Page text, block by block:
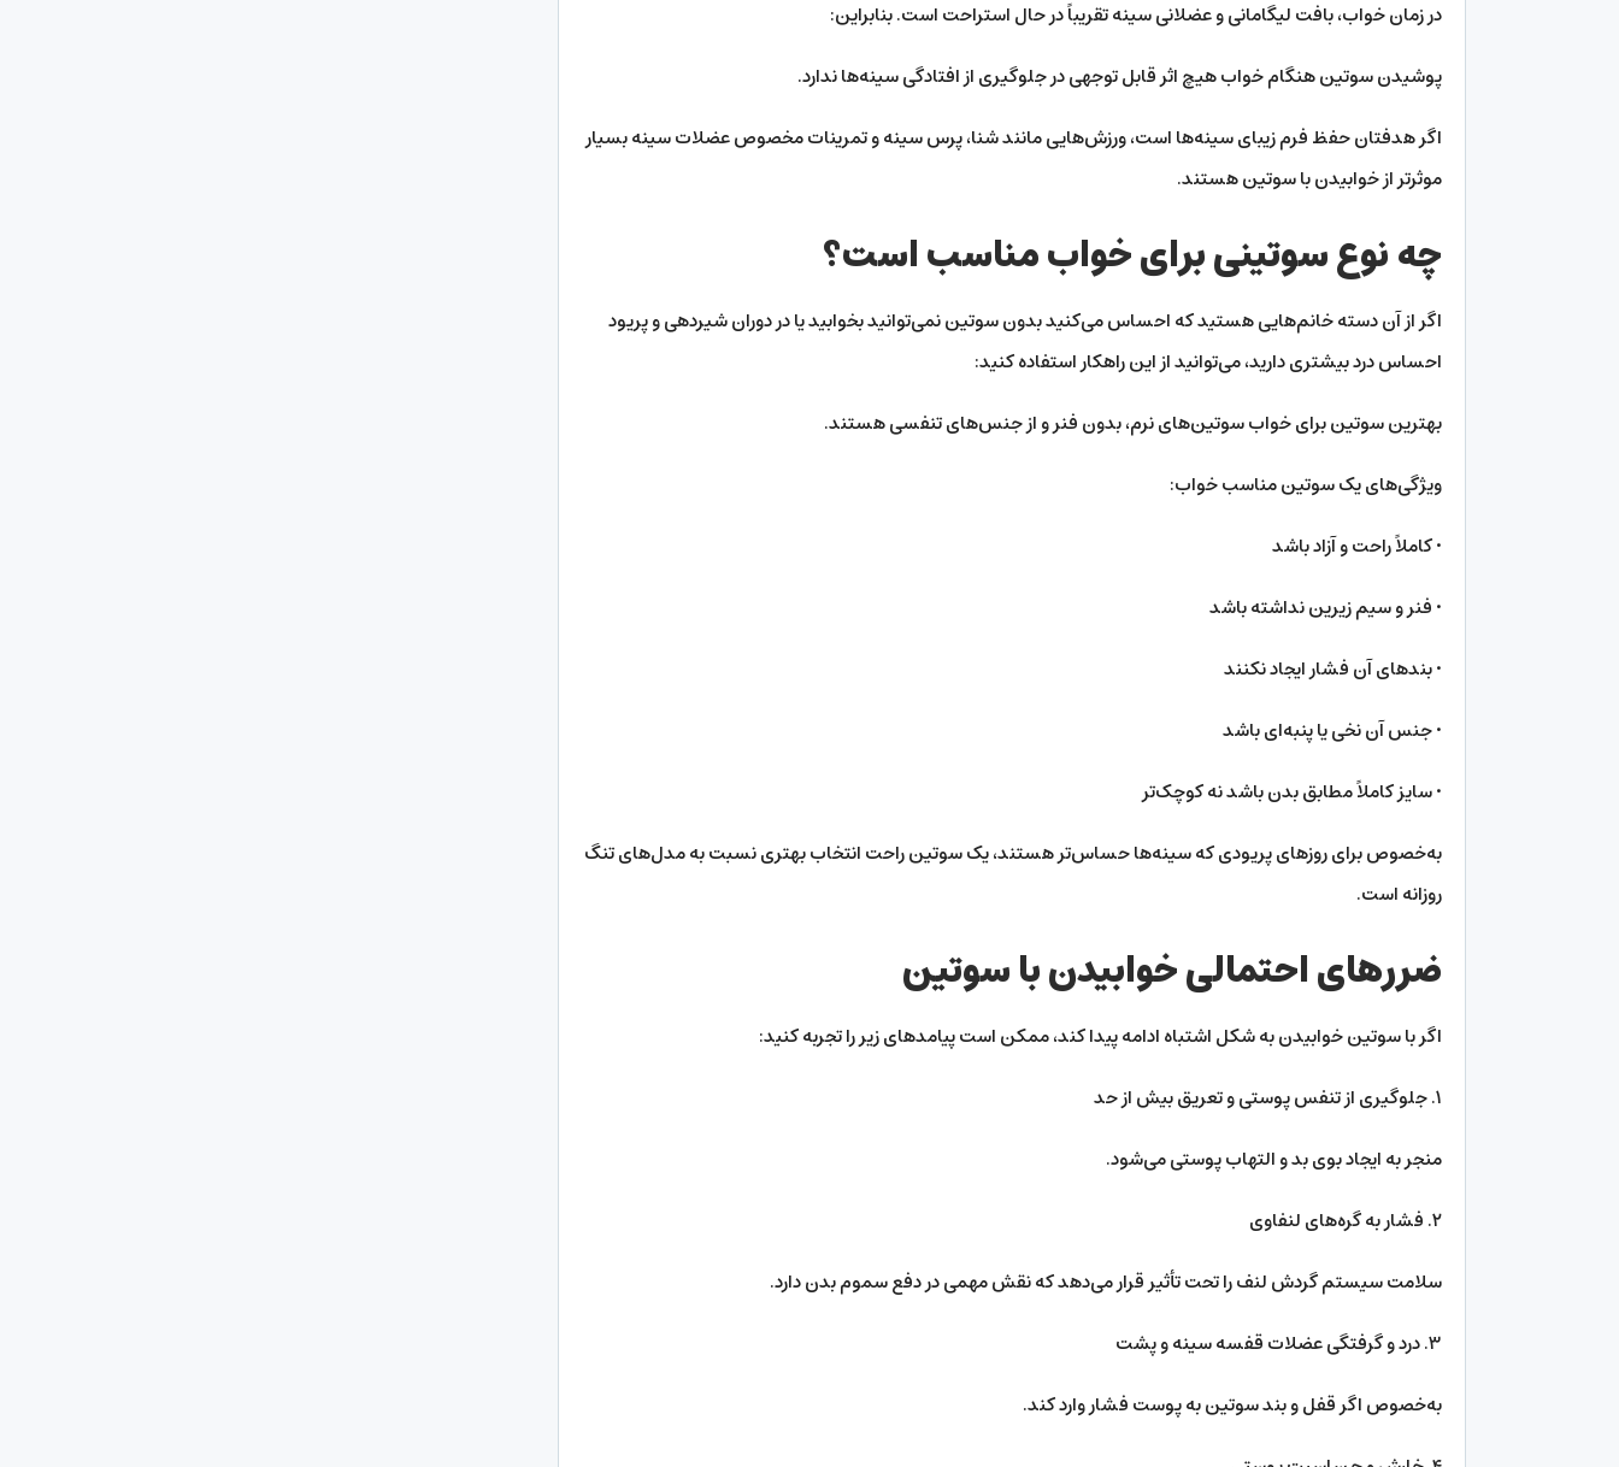
در زمان خواب، بافت لیگامانی و عضلانی سینه تقریباً در حال استراحت است. بنابراین:
پوشیدن سوتین هنگام خواب هیچ اثر قابل توجهی در جلوگیری از افتادگی سینه‌ها ندارد.
اگر هدفتان حفظ فرم زیبای سینه‌ها است، ورزش‌هایی مانند شنا، پرس سینه و تمرینات مخصوص عضلات سینه بسیار
موثرتر از خوابیدن با سوتین هستند.
چه نوع سوتینی برای خواب مناسب است؟
اگر از آن دسته خانم‌هایی هستید که احساس می‌کنید بدون سوتین نمی‌توانید بخوابید یا در دوران شیردهی و پریود
احساس درد بیشتری دارید، می‌توانید از این راهکار استفاده کنید:
بهترین سوتین برای خواب سوتین‌های نرم، بدون فنر و از جنس‌های تنفسی هستند.
ویژگی‌های یک سوتین مناسب خواب:
• کاملاً راحت و آزاد باشد
• فنر و سیم زیرین نداشته باشد
• بندهای آن فشار ایجاد نکنند
• جنس آن نخی یا پنبه‌ای باشد
• سایز کاملاً مطابق بدن باشد نه کوچک‌تر
به‌خصوص برای روزهای پریودی که سینه‌ها حساس‌تر هستند، یک سوتین راحت انتخاب بهتری نسبت به مدل‌های تنگ
روزانه است.
ضررهای احتمالی خوابیدن با سوتین
اگر با سوتین خوابیدن به شکل اشتباه ادامه پیدا کند، ممکن است پیامدهای زیر را تجربه کنید:
۱. جلوگیری از تنفس پوستی و تعریق بیش از حد
منجر به ایجاد بوی بد و التهاب پوستی می‌شود.
۲. فشار به گره‌های لنفاوی
سلامت سیستم گردش لنف را تحت تأثیر قرار می‌دهد که نقش مهمی در دفع سموم بدن دارد.
۳. درد و گرفتگی عضلات قفسه سینه و پشت
به‌خصوص اگر قفل و بند سوتین به پوست فشار وارد کند.